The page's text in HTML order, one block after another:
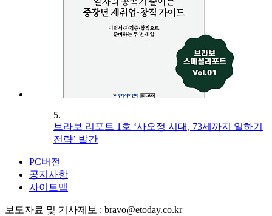
5.
브라보 리포트 1호 ‘사오정 시대, 73세까지 일하기
전략’ 발간
PC버전
공지사항
사이트맵
보도자료 및 기사제보 : bravo@etoday.co.kr